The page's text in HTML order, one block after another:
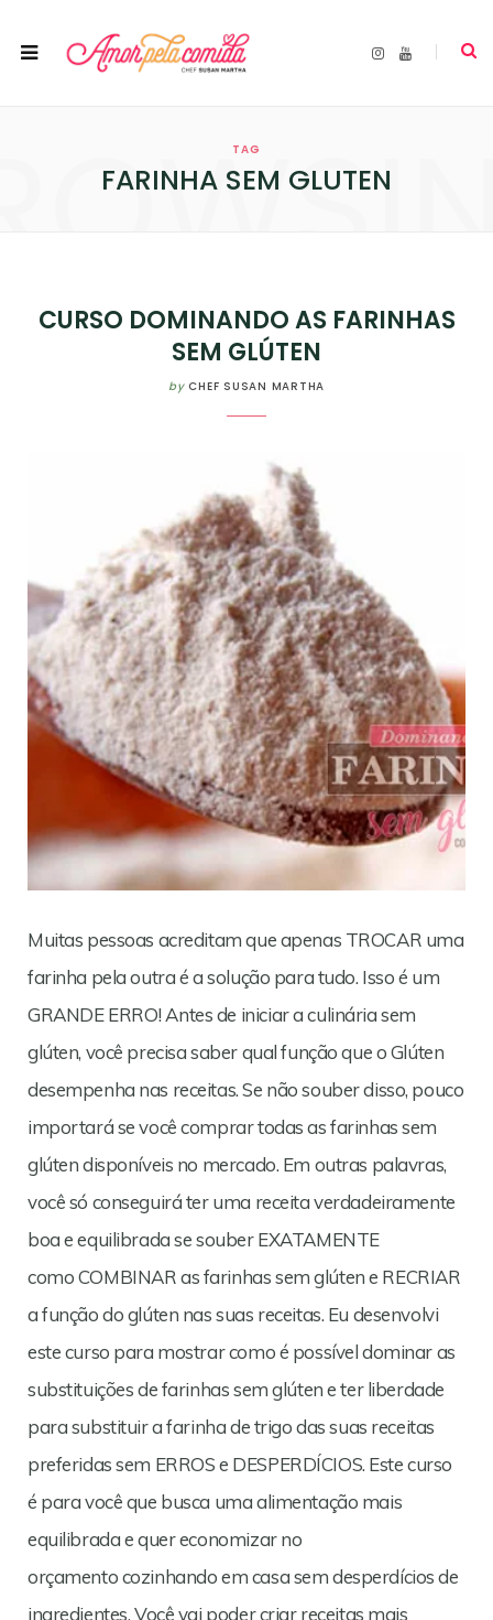
I
Y
TAG
FARINHA SEM GLUTEN
CURSO DOMINANDO AS FARINHAS
SEM GLÚTEN
by CHEF SUSAN MARTHA
Muitas pessoas acreditam que apenas TROCAR uma
farinha pela outra é a solução para tudo. Isso é um
GRANDE ERRO! Antes de iniciar a culinária sem
glúten, você precisa saber qual função que o Glúten
desempenha nas receitas. Se não souber disso, pouco
importará se você comprar todas as farinhas sem
glúten disponíveis no mercado. Em outras palavras,
você só conseguirá ter uma receita verdadeiramente
boa e equilibrada se souber EXATAMENTE
como COMBINAR as farinhas sem glúten e RECRIAR
a função do glúten nas suas receitas. Eu desenvolvi
este curso para mostrar como é possível dominar as
substituições de farinhas sem glúten e ter liberdade
para substituir a farinha de trigo das suas receitas
preferidas sem ERROS e DESPERDÍCIOS. Este curso
é para você que busca uma alimentação mais
equilibrada e quer economizar no
orçamento cozinhando em casa sem desperdícios de
ingredientes. Você vai poder criar receitas mais